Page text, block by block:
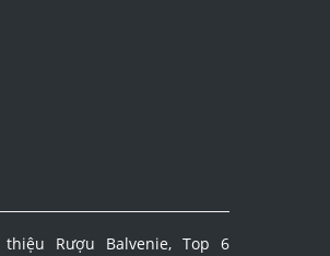
thiệu Rượu Balvenie, Top 6